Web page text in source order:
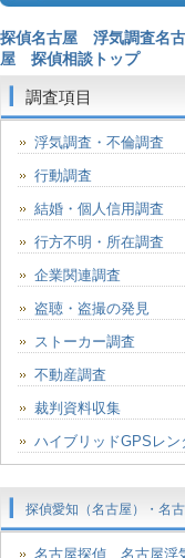
探偵名古屋 浮気調査名
屋 探偵相談トップ
調査項目
浮気調査・不倫調査
行動調査
結婚・個人信用調査
行方不明・所在調査
企業関連調査
盗聴・盗撮の発見
ストーカー調査
不動産調査
裁判資料収集
ハイブリッドGPSレン
探偵愛知（名古屋）・名
名古屋探偵 名古屋浮